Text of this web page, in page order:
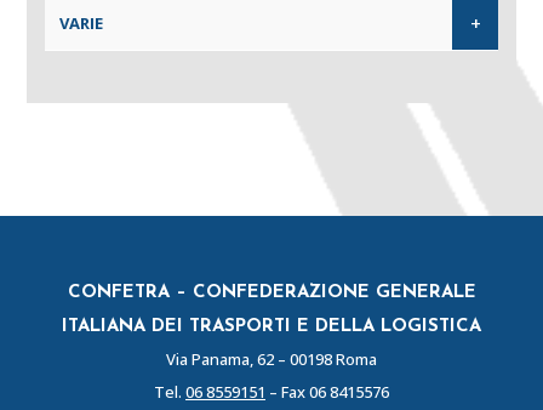
VARIE +
CONFETRA – CONFEDERAZIONE GENERALE
ITALIANA DEI TRASPORTI E DELLA LOGISTICA
Via Panama, 62 – 00198 Roma
Tel. 06 8559151 – Fax 06 8415576